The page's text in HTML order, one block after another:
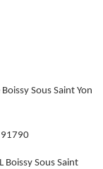
Sous Saint Yon
91790
Boissy Sous Saint